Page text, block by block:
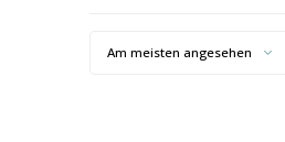
Am meisten angesehen